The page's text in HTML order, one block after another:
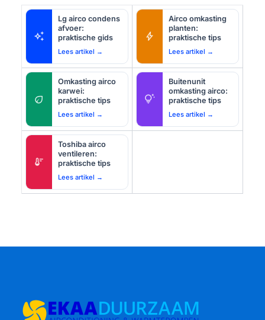
auto_awesome
Lg airco condens
afvoer:
praktische gids
Lees artikel →
bolt
Airco omkasting
planten:
praktische tips
Lees artikel →
eco
Omkasting airco
karwei:
praktische tips
Lees artikel →
tips_and_updates
Buitenunit
omkasting airco:
praktische tips
Lees artikel →
thermostat
Toshiba airco
ventileren:
praktische tips
Lees artikel →